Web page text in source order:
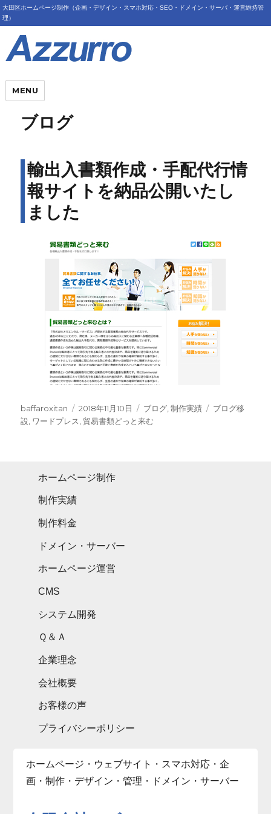
大田区ホームページ制作（企画・デザイン・スマホ対応・SEO・ドメイン・サーバ・運営維持管
理）
MENU
ブログ
輸出入書類作成・手配代行情
報サイトを納品公開いたし
ました
Author
baffaroxitan
Posted
on
2018年11月10日 Categories
ブログ,制作実績 Tags
ブログ移
設, ワードプレス, 貿易書類どっと来む
ホームページ制作
制作実績
制作料金
ドメイン・サーバー
ホームページ運営
CMS
システム開発
Ｑ＆Ａ
企業理念
会社概要
お客様の声
プライバシーポリシー
ホームページ・ウェブサイト・スマホ対応・企
画・制作・デザイン・管理・ドメイン・サーバー